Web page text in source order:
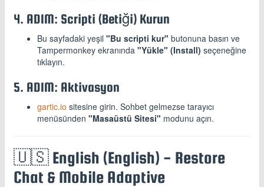
4. ADIM: Scripti (Betiği) Kurun
Bu sayfadaki yeşil "Bu scripti kur" butonuna basın ve
Tampermonkey ekranında "Yükle" (Install) seçeneğine
tıklayın.
5. ADIM: Aktivasyon
gartic.io sitesine girin. Sohbet gelmezse tarayıcı
menüsünden "Masaüstü Sitesi" modunu açın.
🇺🇸 English (English) - Restore
Chat & Mobile Adaptive